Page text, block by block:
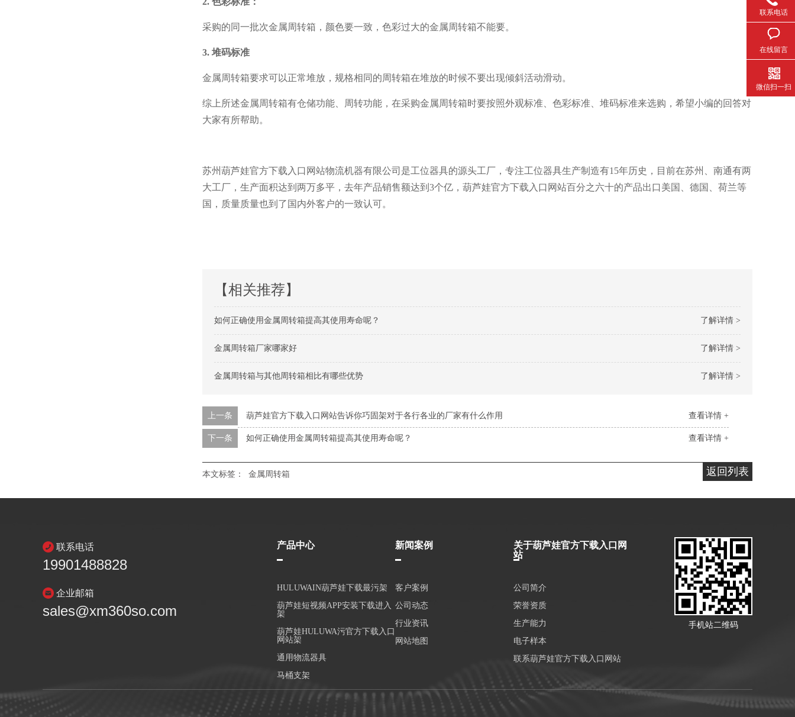
采购的同一批次金属周转箱，颜色要一致，色彩过大的金属周转箱不能要。
3. 堆码标准
金属周转箱要求可以正常堆放，规格相同的周转箱在堆放的时候不要出现倾斜活动滑动。
综上所述金属周转箱有仓储功能、周转功能，在采购金属周转箱时要按照外观标准、色彩标准、堆码标准来选购，希望小编的回答对
大家有所帮助。
苏州葫芦娃官方下载入口网站物流机器有限公司是工位器具的源头工厂，专注工位器具生产制造有15年历史，目前在苏州、南通有两
大工厂，生产面积达到两万多平，去年产品销售额达到 3个亿，葫芦娃官方下载入口网站百分之六十的产品出口美国、德国、荷兰等
国，质量质量也到了国内外客户的一致认可。
【相关推荐】
了解详情 >
如何正确使用金属周转箱提高其使用寿命呢？
了解详情 >
金属周转箱厂家哪家好
了解详情 >
金属周转箱与其他周转箱相比有哪些优势
查看详情 +
上一条 葫芦娃官方下载入口网站告诉你巧固架对于各行各业的厂家有什么作用
查看详情 +
下一条 如何正确使用金属周转箱提高其使用寿命呢？
返回列表
本文标签： 金属周转箱
联系电话
19901488828
企业邮箱
sales@xm360so.com
产品中心
HULUWAIN葫芦娃下载最污架
葫芦娃短视频APP安装下载进入
架
葫芦娃HULUWA污官方下载入口
网站架
通用物流器具
马桶支架
新闻案例
客户案例
公司动态
行业资讯
网站地图
关于葫芦娃官方下载入口网
站
公司简介
荣誉资质
生产能力
电子样本
联系葫芦娃官方下载入口网站
手机站二维码
联系电话
在线留言
微信扫一扫